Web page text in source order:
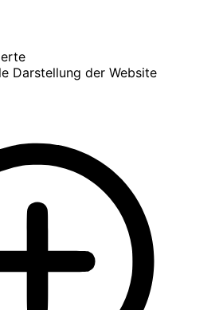
Darstellung der Website